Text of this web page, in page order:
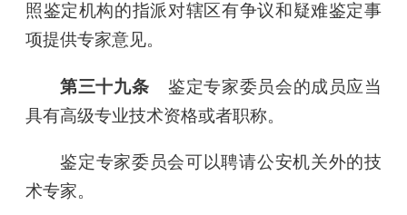
照鉴定机构的指派对辖区有争议和疑难鉴定事
项提供专家意见。
第三十九条 鉴定专家委员会的成员应当
具有高级专业技术资格或者职称。
鉴定专家委员会可以聘请公安机关外的技
术专家。